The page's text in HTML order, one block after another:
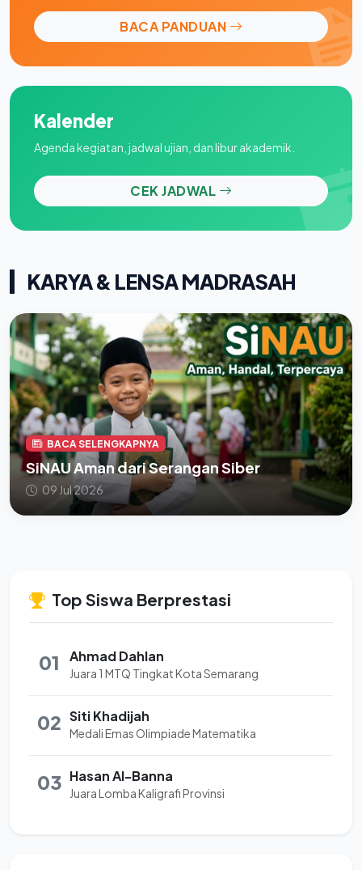
BACA PANDUAN
Kalender
Agenda kegiatan, jadwal ujian, dan libur akademik.
CEK JADWAL
KARYA & LENSA MADRASAH
BACA SELENGKAPNYA
SiNAU Aman dari Serangan Siber
09 Jul 2026
Top Siswa Berprestasi
01 Ahmad Dahlan
Juara 1 MTQ Tingkat Kota Semarang
02 Siti Khadijah
Medali Emas Olimpiade Matematika
03 Hasan Al-Banna
Juara Lomba Kaligrafi Provinsi